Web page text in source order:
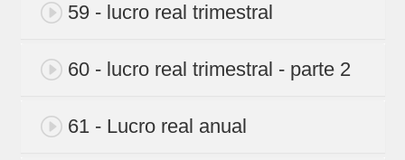
59 - lucro real trimestral
60 - lucro real trimestral - parte 2
61 - Lucro real anual